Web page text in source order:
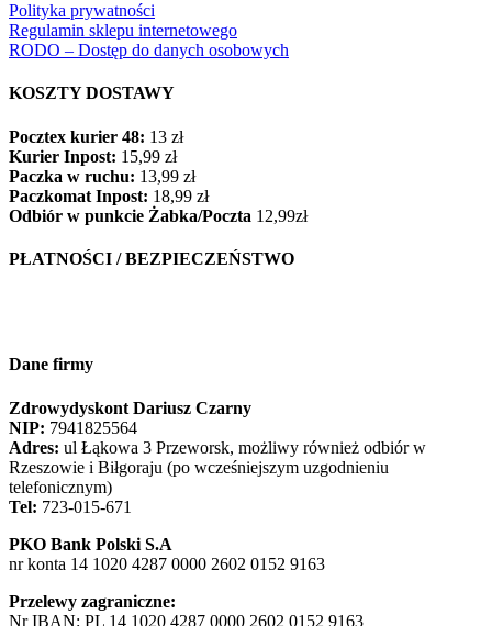
Polityka prywatności
Regulamin sklepu internetowego
RODO – Dostęp do danych osobowych
KOSZTY DOSTAWY
Pocztex kurier 48: 13 zł
Kurier Inpost: 15,99 zł
Paczka w ruchu: 13,99 zł
Paczkomat Inpost: 18,99 zł
Odbiór w punkcie Żabka/Poczta 12,99zł
PŁATNOŚCI / BEZPIECZEŃSTWO
Dane firmy
Zdrowydyskont Dariusz Czarny
NIP: 7941825564
Adres: ul Łąkowa 3 Przeworsk, możliwy również odbiór w
Rzeszowie i Biłgoraju (po wcześniejszym uzgodnieniu
telefonicznym)
Tel: 723-015-671
PKO Bank Polski S.A
nr konta 14 1020 4287 0000 2602 0152 9163
Przelewy zagraniczne:
Nr IBAN: PL 14 1020 4287 0000 2602 0152 9163